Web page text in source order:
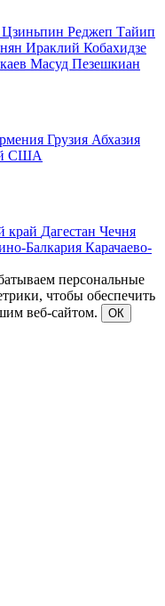
Реджеп Тайип
Ираклий Кобахидзе
Масуд Пезешкиан
Грузия Абхазия
США
край Дагестан Чечня
Балкария Карачаево-
персональные
чтобы обеспечить
веб-сайтом.
ОК